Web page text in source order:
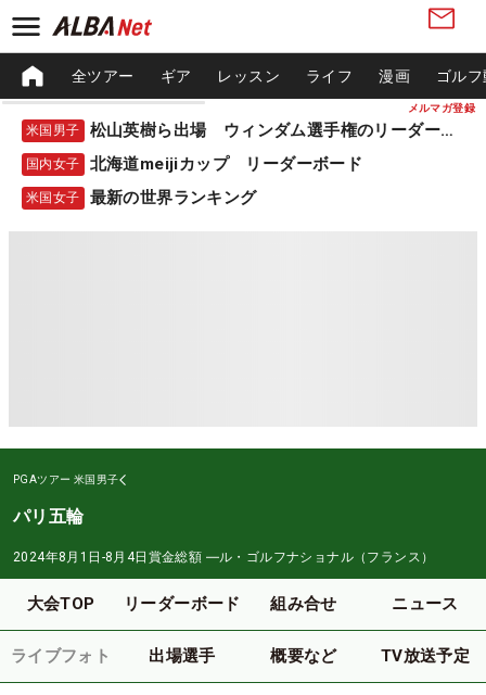
メルマガ登録
全ツアー ギア レッスン ライフ 漫画 ゴル
米国男子 松山英樹ら出場 ウィンダム選手権のリーダーボード
国内女子 北海道meijiカップ リーダーボード
米国女子 最新の世界ランキング
PGAツアー 米国男子
パリ五輪
2024年8月1日-8月4日 賞金総額 ―ル・ゴルフナショナル（フランス）
大会TOP リーダーボード 組み合せ ニュース
ライブフォト 出場選手 概要など TV放送予定